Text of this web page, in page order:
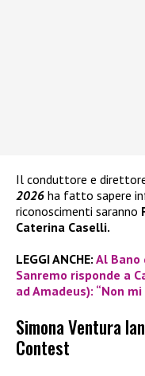
Il conduttore e
2026 ha fatto sapere
riconoscimenti saranno
Caterina Caselli.
LEGGI ANCHE: Al Bano
Sanremo risponde a
ad Amadeus): “Non
Simona Ventura
Contest